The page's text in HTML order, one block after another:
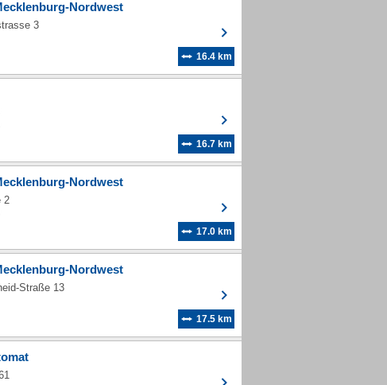
Nordwest
3
16.4 km
16.7 km
Nordwest
2
17.0 km
Nordwest
Straße 13
17.5 km